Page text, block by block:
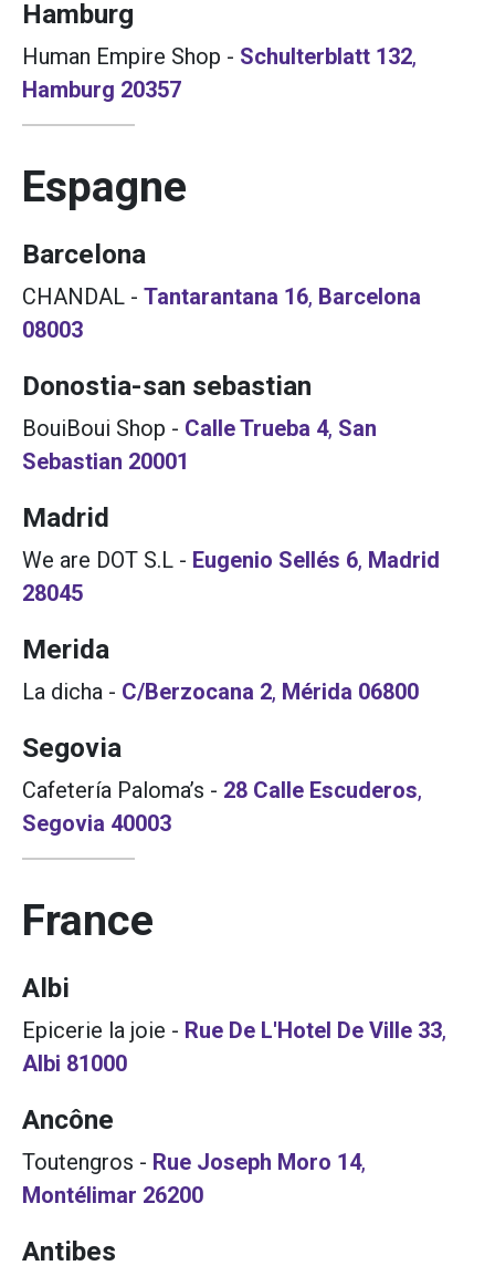
Hamburg
Human Empire Shop - Schulterblatt 132,
Hamburg 20357
Espagne
Barcelona
CHANDAL - Tantarantana 16, Barcelona
08003
Donostia-san sebastian
BouiBoui Shop - Calle Trueba 4, San
Sebastian 20001
Madrid
We are DOT S.L - Eugenio Sellés 6, Madrid
28045
Merida
La dicha - C/Berzocana 2, Mérida 06800
Segovia
Cafetería Paloma’s - 28 Calle Escuderos,
Segovia 40003
France
Albi
Epicerie la joie - Rue De L'Hotel De Ville 33,
Albi 81000
Ancône
Toutengros - Rue Joseph Moro 14,
Montélimar 26200
Antibes